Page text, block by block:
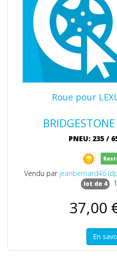
Roue pour
PNEU: 235 /
Vendu par jeanbernard46
lot de 4
37,00